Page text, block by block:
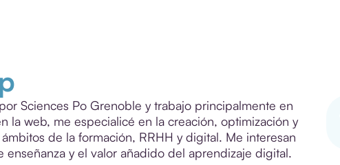
Sciences Po Grenoble y trabajo principalmente en
la web, me especialicé en la creación, optimización y
de la formación, RRHH y digital. Me interesan
y el valor añadido del aprendizaje digital.